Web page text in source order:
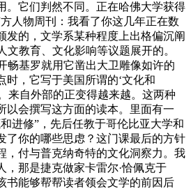
。它们判然不同。正在哈佛大学获得
人物周刊：我看了你这几年正在数
发的，文学系某种程度上出格偏沉阐
文教育、文化影响等议题展开的。
畅基罗就用它凿出大卫雕像如许的
时，它写于美国所谓的‘文化和
来自外部的正变得越来越。这两种
以会撰写这方面的读本。里面有一
进修”，先后任教于哥伦比亚大学和
了你的哪些思虑？这门课最后的方针
，付与普克纳奇特的文化洞察力。我
，那是捷克做家卡雷尔·恰佩克于
书能够帮帮读者领会文学的前因后